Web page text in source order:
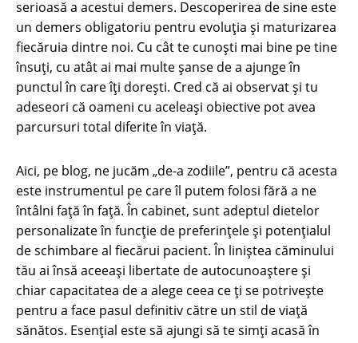
serioasă a acestui demers. Descoperirea de sine este
un demers obligatoriu pentru evoluţia şi maturizarea
fiecăruia dintre noi. Cu cât te cunoști mai bine pe tine
însuți, cu atât ai mai multe șanse de a ajunge în
punctul în care îți dorești. Cred că ai observat și tu
adeseori că oameni cu aceleași obiective pot avea
parcursuri total diferite în viață.
Aici, pe blog, ne jucăm „de-a zodiile”, pentru că acesta
este instrumentul pe care îl putem folosi fără a ne
întâlni față în față. În cabinet, sunt adeptul dietelor
personalizate în funcție de preferințele și potențialul
de schimbare al fiecărui pacient. În liniștea căminului
tău ai însă aceeași libertate de autocunoaștere și
chiar capacitatea de a alege ceea ce ți se potrivește
pentru a face pasul definitiv către un stil de viață
sănătos. Esențial este să ajungi să te simți acasă în